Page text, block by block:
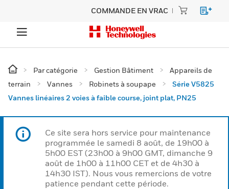
COMMANDE EN VRAC
Par catégorie Gestion Bâtiment
Appareils de
terrain
Vannes Robinets à soupape
Série V5825
Vannes linéaires 2 voies à faible course, joint plat, PN25
Ce site sera hors service pour maintenance
programmée le samedi 8 août, de 19h00 à
5h00 EST (23h00 à 9h00 GMT, dimanche 9
août de 1h00 à 11h00 CET et de 4h30 à
14h30 IST). Nous vous remercions de votre
patience pendant cette période.